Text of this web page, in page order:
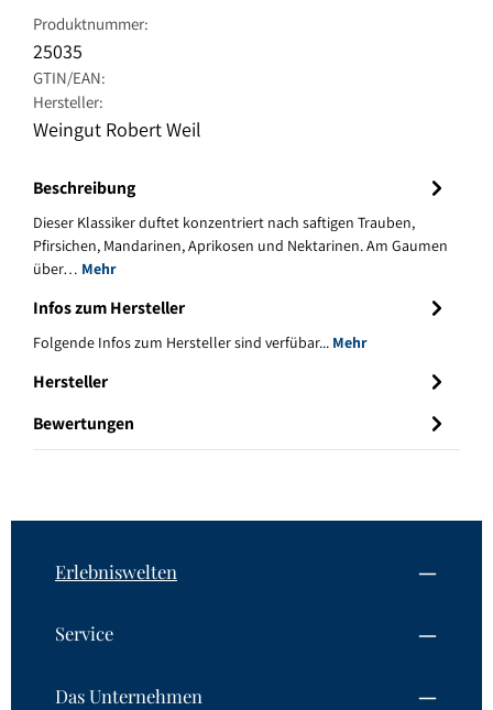
Produktnummer:
25035
GTIN/EAN:
Hersteller:
Weingut Robert Weil
Beschreibung
Dieser Klassiker duftet konzentriert nach saftigen Trauben,
Pfirsichen, Mandarinen, Aprikosen und Nektarinen. Am Gaumen
über… Mehr
Infos zum Hersteller
Folgende Infos zum Hersteller sind verfübar... Mehr
Hersteller
Bewertungen
Erlebniswelten
Service
Das Unternehmen